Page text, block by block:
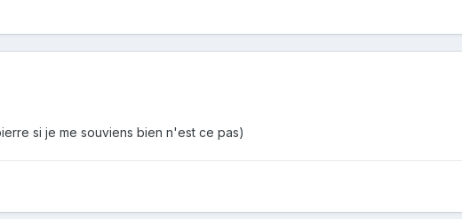
si je me souviens bien n'est ce pas)